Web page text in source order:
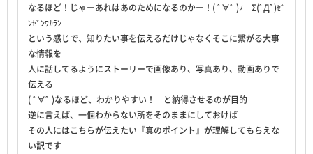
なるほど！じゃーあれはあのためになるのかー！( ﾟ∀ﾟ )ﾉ Σ(ﾟДﾟ)ｾﾞ
ﾝｾﾞﾝﾜｶﾗﾝ
という感じで、知りたい事を伝えるだけじゃなくそこに繋がる大事
な情報を
人に話してるようにストーリーで画像あり、写真あり、動画ありで
伝える
( ﾟ∀ﾟ )なるほど、わかりやすい！ と納得させるのが目的
逆に言えば、一個わからない所をそのままにしておけば
その人にはこちらが伝えたい『真のポイント』が理解してもらえな
い訳です